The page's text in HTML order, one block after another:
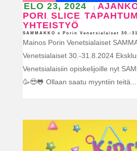
SAMMAKKO x Porin Venetsialaiset 30.-
ELO 23, 2024 |
PORI SLICE
YHTEISTYÖ
Mainos Porin Venetsialaiset
Venetsialaiset 30.-31.8.2024
Venetsialaisiin opiskelijoille nyt
🥳😎🐸 Ollaan saatu myyntiin teitä...